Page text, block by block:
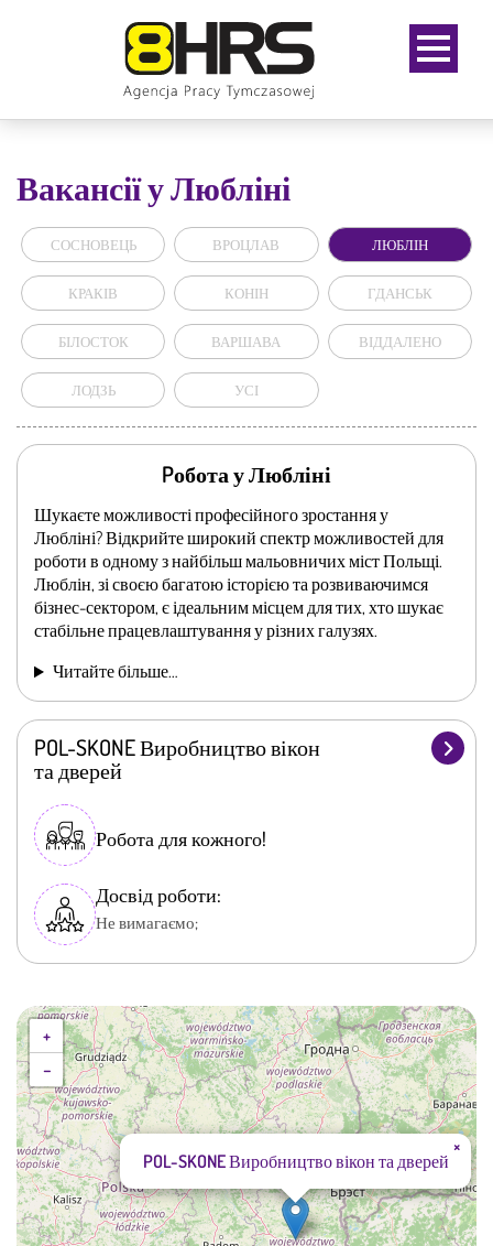
Вакансії у Любліні
СОСНОВЕЦЬ ВРОЦЛАВ ЛЮБЛІН
КРАКІВ КОНІН ГДАНСЬК
БІЛОСТОК ВАРШАВА ВІДДАЛЕНО
ЛОДЗЬ УСІ
Pобота у Любліні
Шукаєте можливості професійного зростання у
Любліні? Відкрийте широкий спектр можливостей для
роботи в одному з найбільш мальовничих міст Польщі.
Люблін, зі своєю багатою історією та розвиваючимся
бізнес-сектором, є ідеальним місцем для тих, хто шукає
стабільне працевлаштування у різних галузях.
Читайте більше…
POL-SKONE Виробництво вікон
та дверей
Робота для кожного!
Досвід роботи:
Не вимагаємо;
POL-SKONE Виробництво вікон та дверей
×
+
−